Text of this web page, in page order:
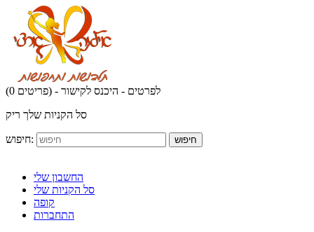
(0 פריטים) - לפרטים - היכנס לקישור
סל הקניות שלך ריק
חיפוש: חיפוש
החשבון שלי
סל הקניות שלי
קופה
התחברות